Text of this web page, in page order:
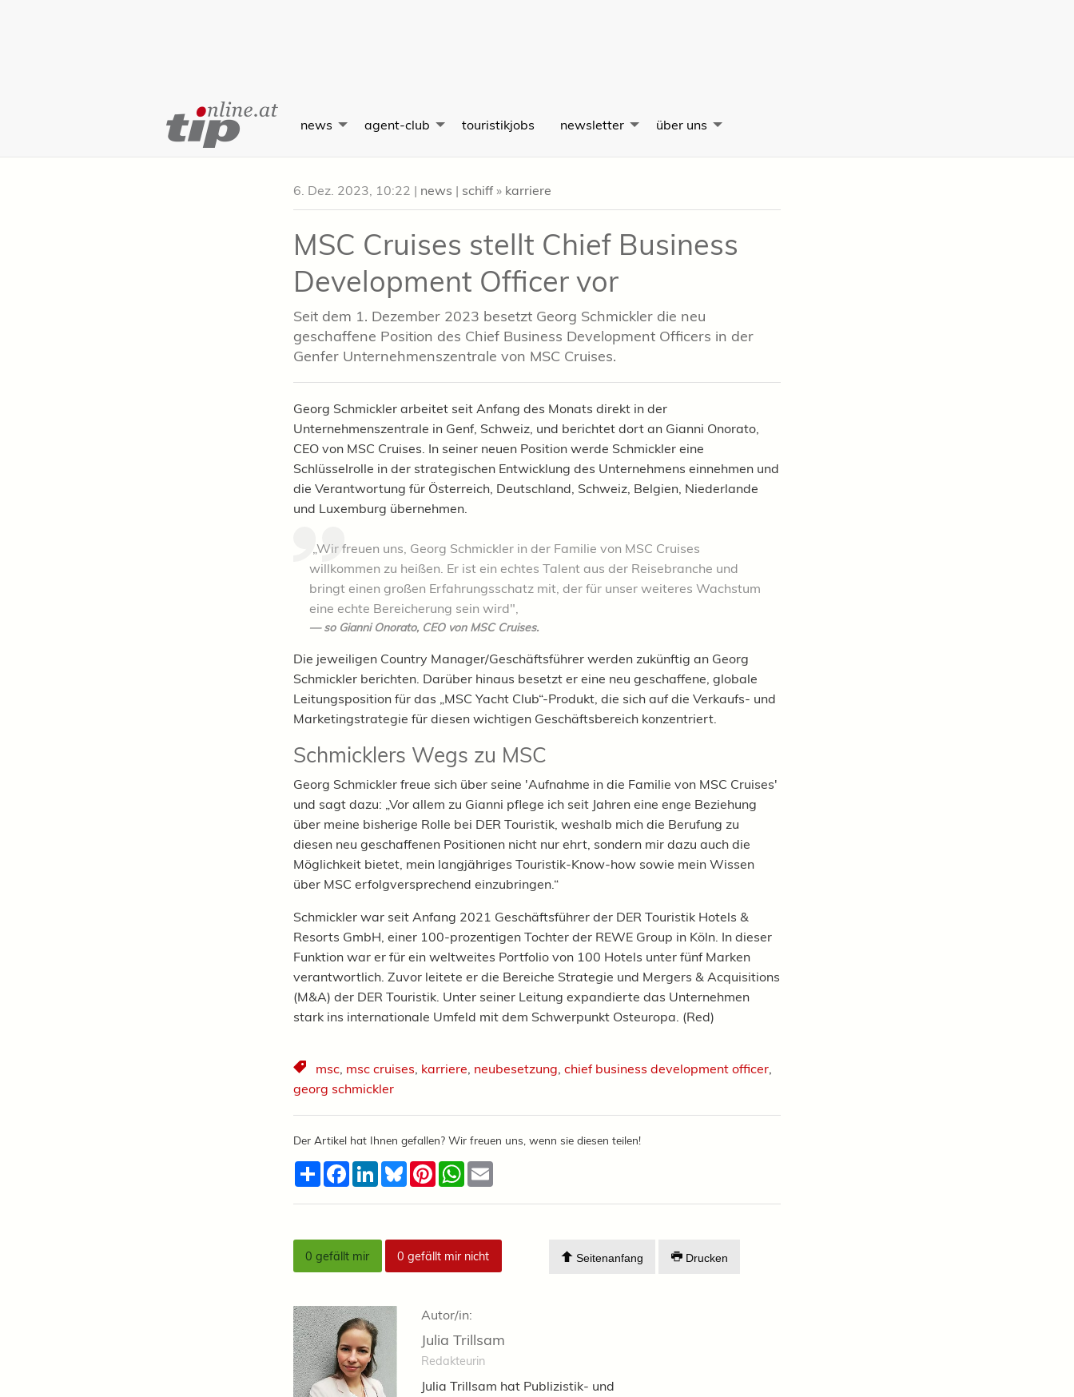
Content
news agent-club touristikjobs newsletter über uns
6. Dez. 2023, 10:22 | news | schiff » karriere
MSC Cruises stellt Chief Business
Development Officer vor
Seit dem 1. Dezember 2023 besetzt Georg Schmickler die neu
geschaffene Position des Chief Business Development Officers in der
Genfer Unternehmenszentrale von MSC Cruises.
Georg Schmickler arbeitet seit Anfang des Monats direkt in der
Unternehmenszentrale in Genf, Schweiz, und berichtet dort an Gianni Onorato,
CEO von MSC Cruises. In seiner neuen Position werde Schmickler eine
Schlüsselrolle in der strategischen Entwicklung des Unternehmens einnehmen und
die Verantwortung für Österreich, Deutschland, Schweiz, Belgien, Niederlande
und Luxemburg übernehmen.
„Wir freuen uns, Georg Schmickler in der Familie von MSC Cruises
willkommen zu heißen. Er ist ein echtes Talent aus der Reisebranche und
bringt einen großen Erfahrungsschatz mit, der für unser weiteres Wachstum
eine echte Bereicherung sein wird",
so Gianni Onorato, CEO von MSC Cruises.
Die jeweiligen Country Manager/Geschäftsführer werden zukünftig an Georg
Schmickler berichten. Darüber hinaus besetzt er eine neu geschaffene, globale
Leitungsposition für das „MSC Yacht Club“-Produkt, die sich auf die Verkaufs- und
Marketingstrategie für diesen wichtigen Geschäftsbereich konzentriert.
Schmicklers Wegs zu MSC
Georg Schmickler freue sich über seine 'Aufnahme in die Familie von MSC Cruises'
und sagt dazu: „Vor allem zu Gianni pflege ich seit Jahren eine enge Beziehung
über meine bisherige Rolle bei DER Touristik, weshalb mich die Berufung zu
diesen neu geschaffenen Positionen nicht nur ehrt, sondern mir dazu auch die
Möglichkeit bietet, mein langjähriges Touristik-Know-how sowie mein Wissen
über MSC erfolgversprechend einzubringen.“
Schmickler war seit Anfang 2021 Geschäftsführer der DER Touristik Hotels &
Resorts GmbH, einer 100-prozentigen Tochter der REWE Group in Köln. In dieser
Funktion war er für ein weltweites Portfolio von 100 Hotels unter fünf Marken
verantwortlich. Zuvor leitete er die Bereiche Strategie und Mergers & Acquisitions
(M&A) der DER Touristik. Unter seiner Leitung expandierte das Unternehmen
stark ins internationale Umfeld mit dem Schwerpunkt Osteuropa. (Red)
msc, msc cruises, karriere, neubesetzung, chief business development officer,
georg schmickler
Der Artikel hat Ihnen gefallen? Wir freuen uns, wenn sie diesen teilen!
TeilenFacebook
LinkedInBlueskyPinterestWhatsApp
0 gefällt mir 0 gefällt mir nicht Seitenanfang Drucken
Autor/in:
Julia Trillsam
Redakteurin
Julia Trillsam hat Publizistik- und